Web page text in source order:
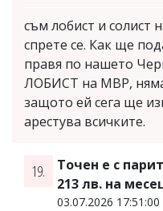
съм лобист и
спрете се. Как ще
правя по нашето
ЛОБИСТ на МВР,
защото ей сега ще
арестува всичките.
19.
Точен е с
213 лв. на
03.07.2026 17:51:00